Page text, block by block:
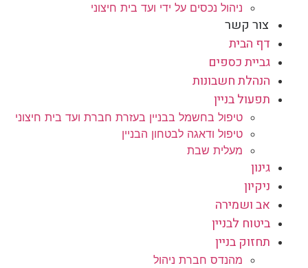
ניהול נכסים על ידי ועד בית חיצוני
צור קשר
דף הבית
גביית כספים
הנהלת חשבונות
תפעול בניין
טיפול בחשמל בבניין בעזרת חברת ועד בית חיצוני
טיפול ודאגה לבטחון הבניין
מעלית שבת
גינון
ניקיון
אב ושמירה
ביטוח לבניין
תחזוק בניין
מהנדס חברת ניהול